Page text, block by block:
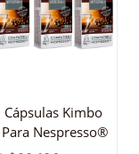
Cápsulas Kimbo
Nespresso®